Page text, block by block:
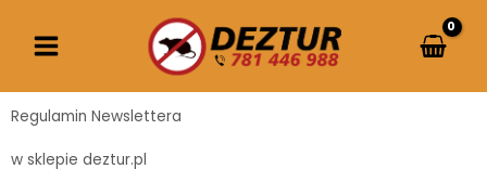
treści
Regulamin Newslettera
w sklepie deztur.pl